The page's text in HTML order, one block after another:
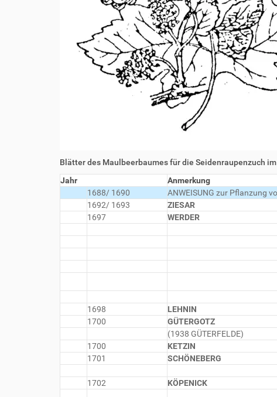
Blätter des Maulbeerbaumes für die Seidenraupenzuch
Jahr
Anmerkung
1688/ 1690
ANWEISUNG zur Pflanzung
1692/ 1693
ZIESAR
1697
WERDER
1698
LEHNIN
1700
GÜTERGOTZ
(1938 GÜTERFELDE)
1700
KETZIN
1701
SCHÖNEBERG
1702
KÖPENICK